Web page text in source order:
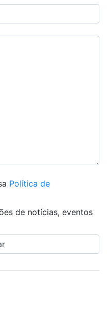
Política de
de notícias, eventos